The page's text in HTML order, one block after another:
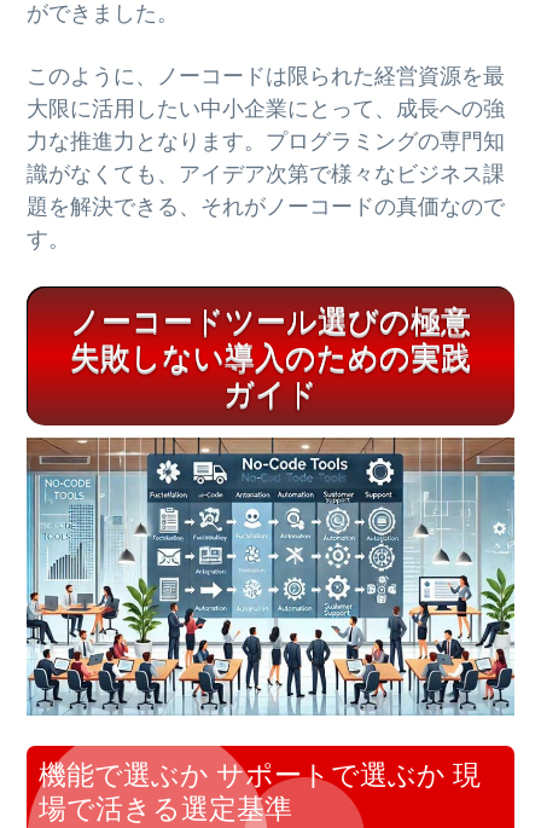
ができました。
このように、ノーコードは限られた経営資源を最
大限に活用したい中小企業にとって、成長への強
力な推進力となります。プログラミングの専門知
識がなくても、アイデア次第で様々なビジネス課
題を解決できる、それがノーコードの真価なので
す。
ノーコードツール選びの極意
失敗しない導入のための実践
ガイド
機能で選ぶか サポートで選ぶか 現
場で活きる選定基準